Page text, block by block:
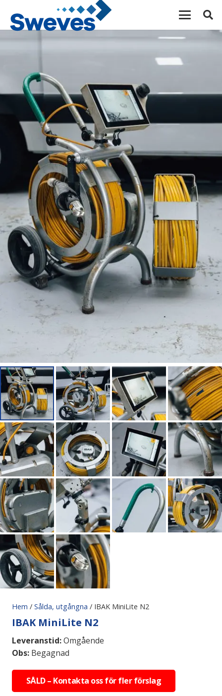
Hem / Sålda, utgångna / IBAK MiniLite N2
IBAK MiniLite N2
Leveranstid:Omgående
Obs: Begagnad
SÅLD – Kontakta oss för fler förslag